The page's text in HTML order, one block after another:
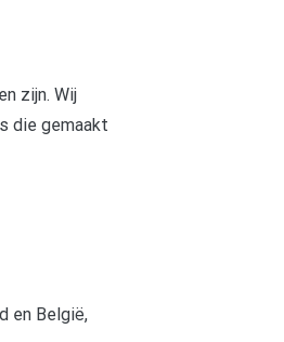
zijn. Wij
die gemaakt
en België,